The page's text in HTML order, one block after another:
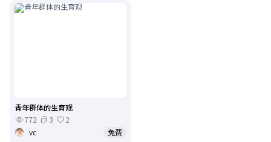
青年群体的生育观
772
3
2
vc
免费